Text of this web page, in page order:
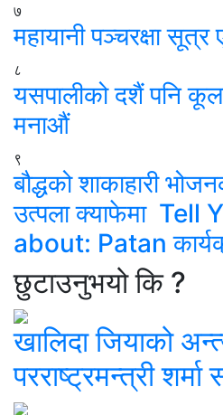
७
महायानी पञ्चरक्षा
८
यसपालीको दशैं पनि
मनाऔं
९
बौद्धको शाकाहारी
उत्पला क्याफेमा Tell
about: Patan
छुटाउनुभयो कि ?
खालिदा जियाको
परराष्ट्रमन्त्री